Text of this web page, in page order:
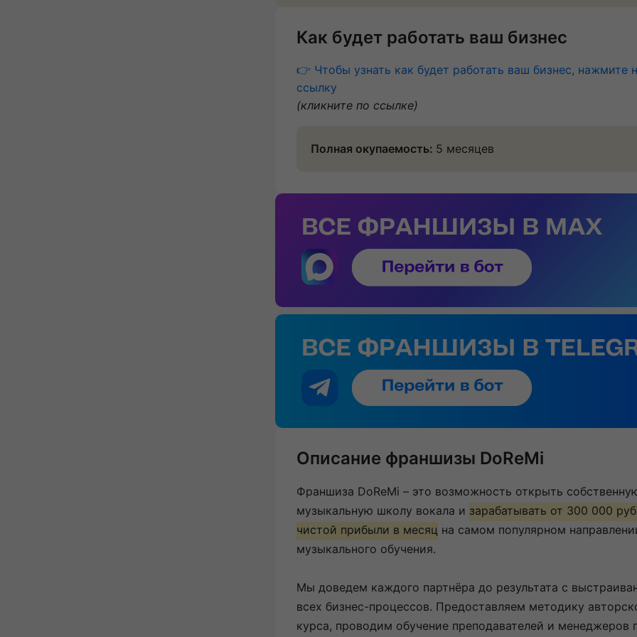
Как будет работать ваш бизнес
👉 Чтобы узнать как будет работать ваш бизнес, нажмите
ссылку
(кликните по ссылке)
Полная окупаемость: 5 месяцев
Описание франшизы DoReMi
Франшиза DoReMi – это возможность открыть
музыкальную школу вокала и зарабатывать от 300 000
чистой прибыли в месяц на самом популярном
музыкального обучения.
Мы доведем каждого партнёра до результата с
всех бизнес-процессов. Предоставляем методику
курса, проводим обучение преподавателей и менеджеров